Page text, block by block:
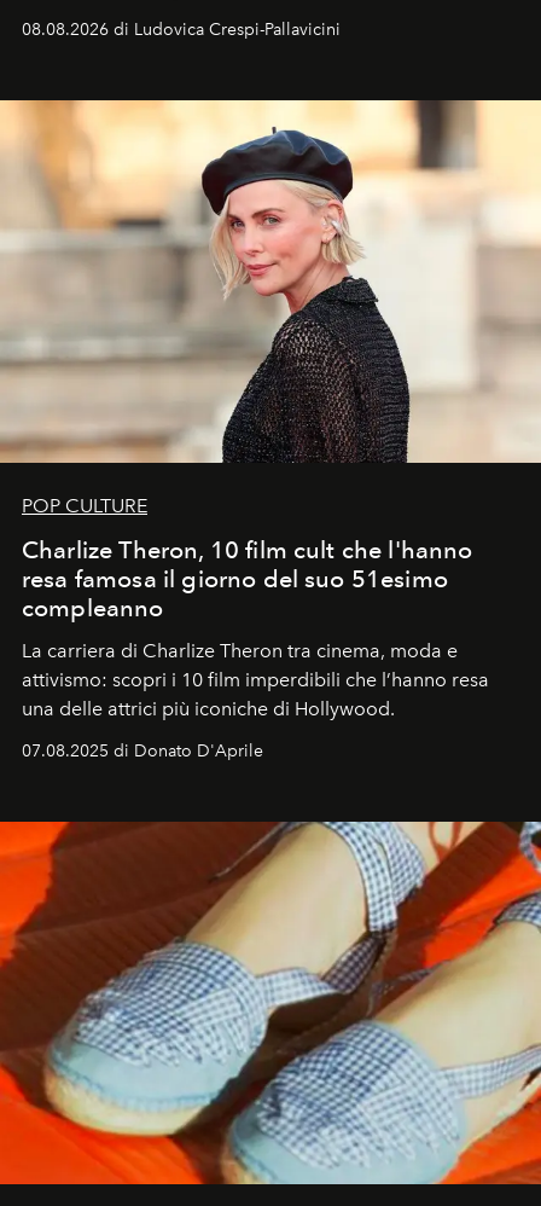
ideale per la notte delle Perseidi.
08.08.2026 di Ludovica Crespi-Pallavicini
POP CULTURE
Charlize Theron, 10 film cult che l'hanno
resa famosa il giorno del suo 51esimo
compleanno
La carriera di Charlize Theron tra cinema, moda e
attivismo: scopri i 10 film imperdibili che l’hanno resa
una delle attrici più iconiche di Hollywood.
07.08.2025 di Donato D'Aprile